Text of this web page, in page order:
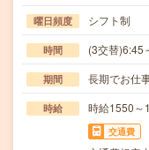
曜日頻度 シフト制
時間 (3交替)6:45
期間 長期でお仕
時給 時給1550～
交通費